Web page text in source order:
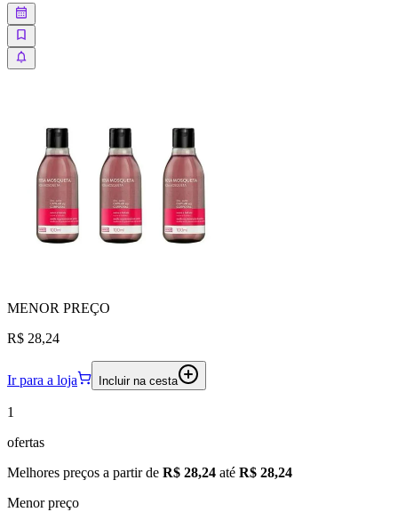
MENOR PREÇO
R$ 28,24
Ir para a loja Incluir na cesta
1
ofertas
Melhores preços a partir de R$ 28,24 até R$ 28,24
Menor preço